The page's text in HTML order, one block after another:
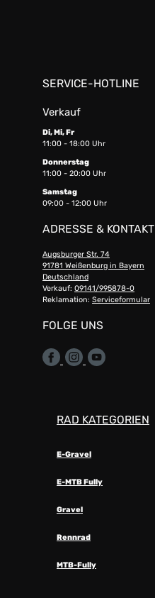
SERVICE-HOTLINE
Verkauf
Di, Mi, Fr
11:00 - 18:00 Uhr
Donnerstag
11:00 - 20:00 Uhr
Samstag
09:00 - 12:00 Uhr
ADRESSE & KONTAKT
Augsburger Str. 74
91781 Weißenburg in Bayern
Deutschland
Verkauf: 09141/995878-0
Reklamation: Serviceformular
FOLGE UNS
RAD KATEGORIEN
E-Gravel
E-MTB Fully
Gravel
Rennrad
MTB-Fully